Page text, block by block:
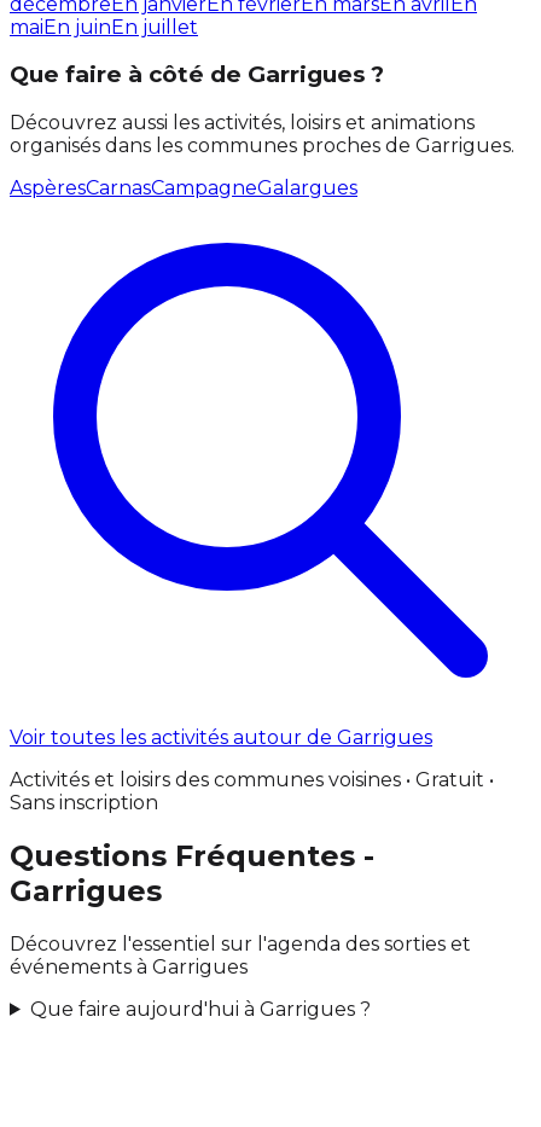
maiEn juinEn juillet
Que faire à côté de Garrigues ?
Découvrez aussi les activités, loisirs et animations
organisés dans les communes proches de Garrigues.
AspèresCarnasCampagneGalargues
Voir toutes les activités autour de Garrigues
Activités et loisirs des communes voisines • Gratuit •
Sans inscription
Questions Fréquentes -
Garrigues
Découvrez l'essentiel sur l'agenda des sorties et
événements à Garrigues
Que faire aujourd'hui à Garrigues ?